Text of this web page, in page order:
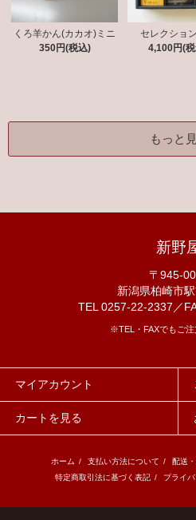
くろ羊かん(カカオ)ミニ
350円(税込)
セレクショ
4,100円(
もっと
新野
〒945-
新潟県柏崎市
TEL 0257-22-2337／
※TEL・FAXでもご注
マイアカウント
カートを見る
ホーム / 支払い方法について / 配送
特定商取引法に基づく表記 / プライ